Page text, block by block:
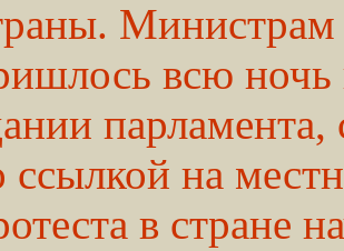
всю ночь
ссылкой на
в стране